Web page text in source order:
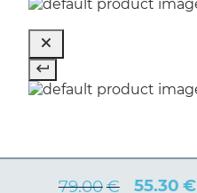
79.00€ 55.30 €